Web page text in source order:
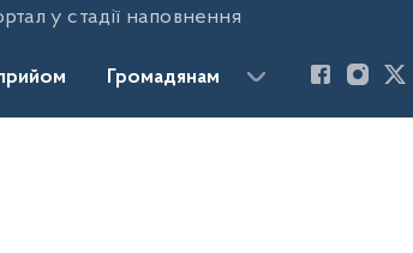
у стадії наповнення
Громадянам